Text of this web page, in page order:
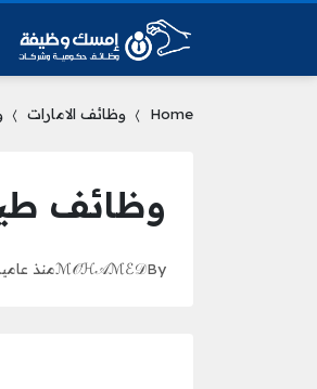
Home وظائف الامارات
وظائف
By
ℳ𝒪ℋ𝒜ℳℰ𝒟منذ